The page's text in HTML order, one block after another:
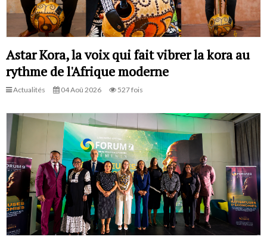
Astar Kora, la voix qui fait vibrer la kora au
rythme de l'Afrique moderne
Actualités 04 Aoû 2026 527 fois